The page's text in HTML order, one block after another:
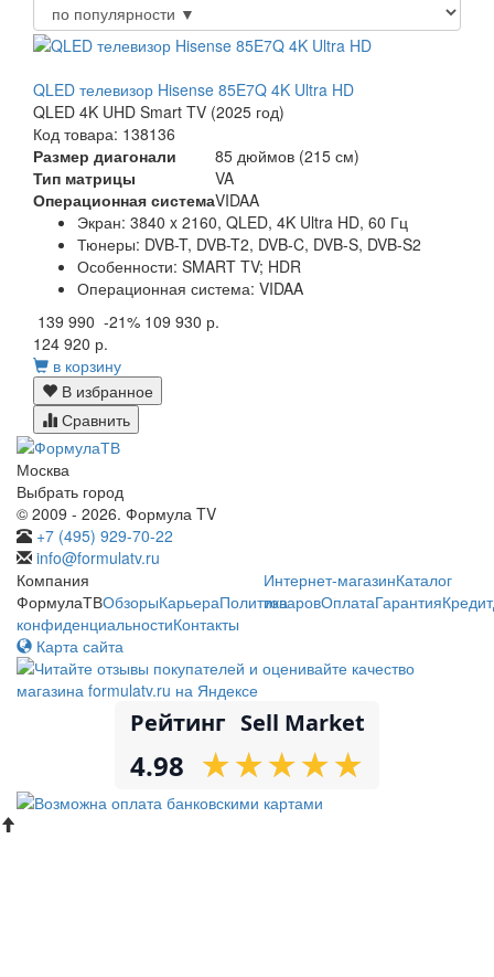
QLED телевизор Hisense 85E7Q 4K Ultra HD
QLED 4K UHD Smart TV (2025 год)
Код товара: 138136
Размер диагонали
85 дюймов (215 см)
Тип матрицы
VA
Операционная системаVIDAA
Экран: 3840 x 2160, QLED, 4K Ultra HD, 60 Гц
Тюнеры: DVB-T, DVB-T2, DVB-C, DVB-S, DVB-S2
Особенности: SMART TV; HDR
Операционная система: VIDAA
139 990 -21% 109 930 р.
124 920 р.
в корзину
В избранное
Сравнить
Москва
Выбрать город
© 2009 - 2026. Формула TV
+7 (495) 929-70-22
info@formulatv.ru
Компания
ФормулаТВОбзорыКарьераПолитика
конфиденциальностиКонтакты
Интернет-магазинКаталог
товаровОплатаГарантияКредит
Карта сайта
Рейтинг Sell Market
4.98 ★
★★
★★
★★
★★
★